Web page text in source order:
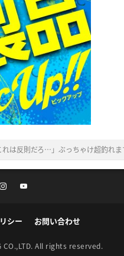
れは反則だろ…」ぶっちゃけ超釣れ
シー お問い合わせ
All rights reserved.